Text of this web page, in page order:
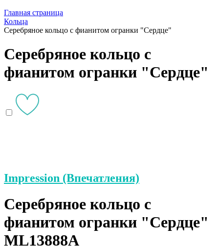
Главная страница
Кольца
Серебряное кольцо с фианитом огранки "Сердце"
Серебряное кольцо с
фианитом огранки "Сердце"
Impression (Впечатления)
Серебряное кольцо с
фианитом огранки "Сердце"
ML13888A